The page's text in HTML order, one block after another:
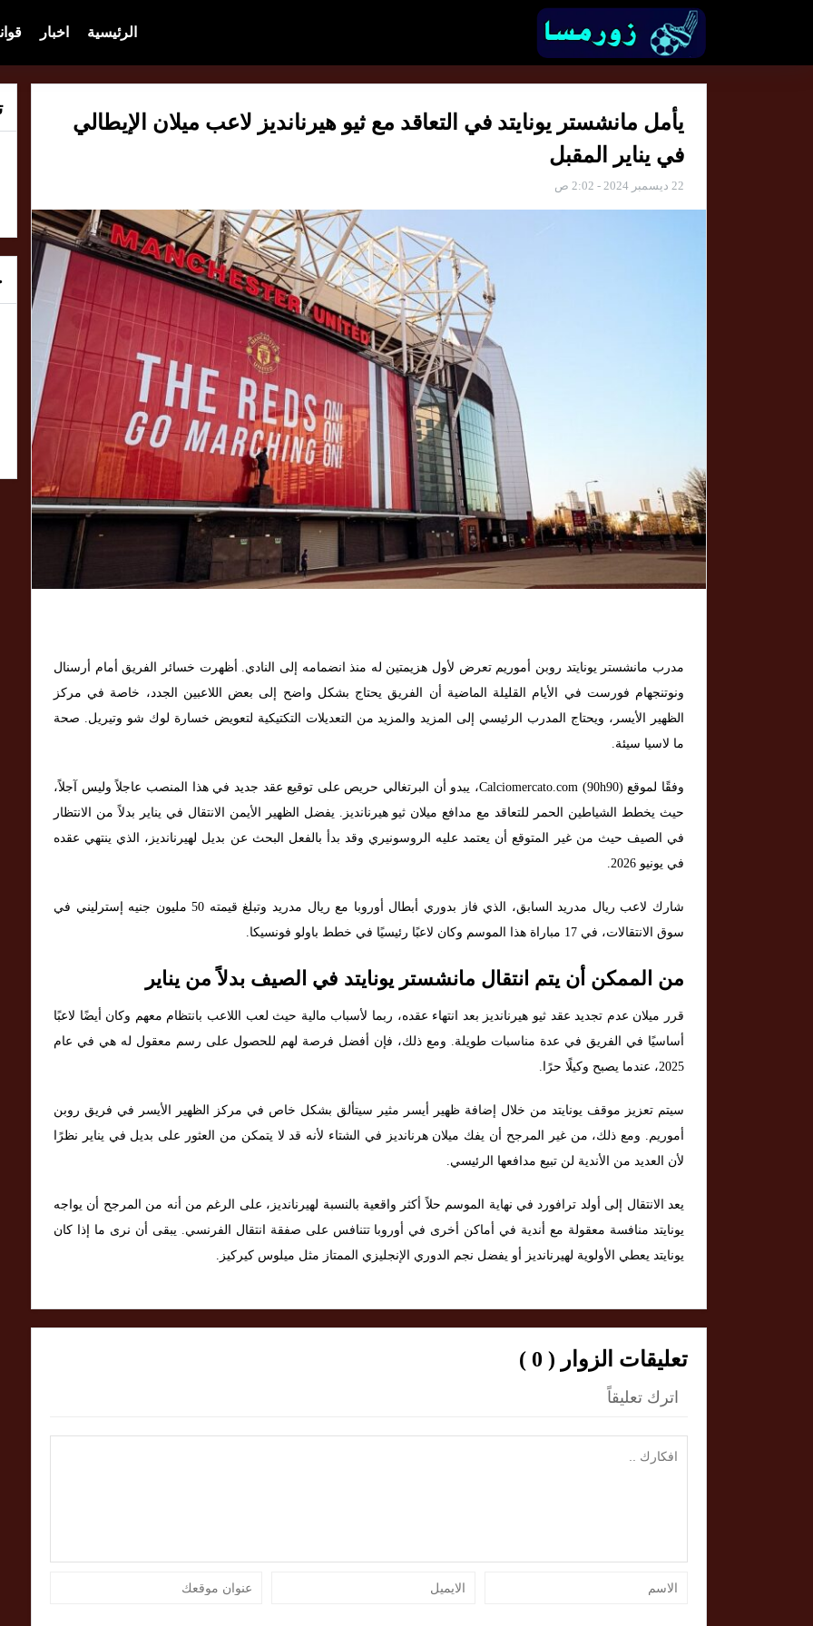
الرئيسية اخبار
يأمل مانشستر يونايتد في التعاقد مع ثيو هيرنانديز لاعب ميلان الإيطالي
في يناير المقبل
22 ديسمبر 2024 - 2:02 ص
مدرب مانشستر يونايتد روبن أموريم تعرض لأول هزيمتين له منذ انضمامه إلى النادي. أظهرت خسائر الفريق أمام أرسنال
ونوتنجهام فورست في الأيام القليلة الماضية أن الفريق يحتاج بشكل واضح إلى بعض اللاعبين الجدد، خاصة في مركز
الظهير الأيسر، ويحتاج المدرب الرئيسي إلى المزيد والمزيد من التعديلات التكتيكية لتعويض خسارة لوك شو وتيريل. صحة
ما لاسيا سيئة.
وفقًا لموقع Calciomercato.com (90h90)، يبدو أن البرتغالي حريص على توقيع عقد جديد في هذا المنصب عاجلاً وليس آجلاً،
حيث يخطط الشياطين الحمر للتعاقد مع مدافع ميلان ثيو هيرنانديز. يفضل الظهير الأيمن الانتقال في يناير بدلاً من الانتظار
في الصيف حيث من غير المتوقع أن يعتمد عليه الروسونيري وقد بدأ بالفعل البحث عن بديل لهيرنانديز، الذي ينتهي عقده
في يونيو 2026.
شارك لاعب ريال مدريد السابق، الذي فاز بدوري أبطال أوروبا مع ريال مدريد وتبلغ قيمته 50 مليون جنيه إسترليني في
سوق الانتقالات، في 17 مباراة هذا الموسم وكان لاعبًا رئيسيًا في خطط باولو فونسيكا.
من الممكن أن يتم انتقال مانشستر يونايتد في الصيف بدلاً من يناير
قرر ميلان عدم تجديد عقد ثيو هيرنانديز بعد انتهاء عقده، ربما لأسباب مالية حيث لعب اللاعب بانتظام معهم وكان أيضًا لاعبًا
أساسيًا في الفريق في عدة مناسبات طويلة. ومع ذلك، فإن أفضل فرصة لهم للحصول على رسم معقول له هي في عام
2025، عندما يصبح وكيلًا حرًا.
سيتم تعزيز موقف يونايتد من خلال إضافة ظهير أيسر مثير سيتألق بشكل خاص في مركز الظهير الأيسر في فريق روبن
أموريم. ومع ذلك، من غير المرجح أن يفك ميلان هرنانديز في الشتاء لأنه قد لا يتمكن من العثور على بديل في يناير نظرًا
لأن العديد من الأندية لن تبيع مدافعها الرئيسي.
يعد الانتقال إلى أولد ترافورد في نهاية الموسم حلاً أكثر واقعية بالنسبة لهيرنانديز، على الرغم من أنه من المرجح أن يواجه
يونايتد منافسة معقولة مع أندية في أماكن أخرى في أوروبا تتنافس على صفقة انتقال الفرنسي. يبقى أن نرى ما إذا كان
يونايتد يعطي الأولوية لهيرنانديز أو يفضل نجم الدوري الإنجليزي الممتاز مثل ميلوس كيركيز.
تعليقات الزوار ( 0 )
اترك تعليقاً